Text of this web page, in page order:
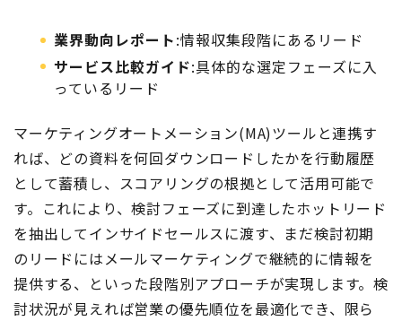
業界動向レポート:情報収集段階にあるリード
サービス比較ガイド:具体的な選定フェーズに入
っているリード
マーケティングオートメーション(MA)ツールと連携す
れば、どの資料を何回ダウンロードしたかを行動履歴
として蓄積し、スコアリングの根拠として活用可能で
す。これにより、検討フェーズに到達したホットリード
を抽出してインサイドセールスに渡す、まだ検討初期
のリードにはメールマーケティングで継続的に情報を
提供する、といった段階別アプローチが実現します。検
討状況が見えれば営業の優先順位を最適化でき、限ら